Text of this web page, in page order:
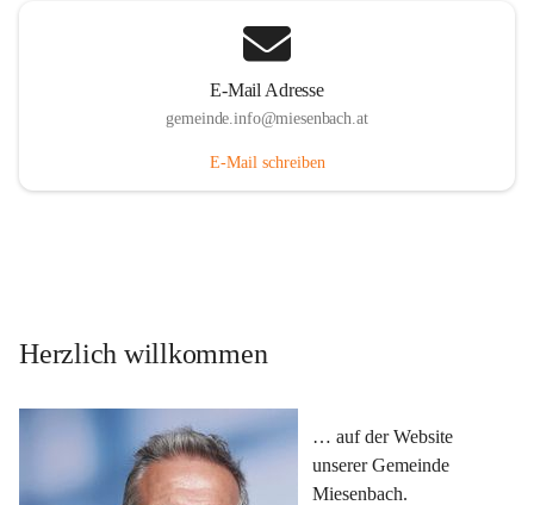
E-Mail Adresse
gemeinde.info@miesenbach.at
E-Mail schreiben
Herzlich willkommen
… auf der Website
unserer Gemeinde
Miesenbach.